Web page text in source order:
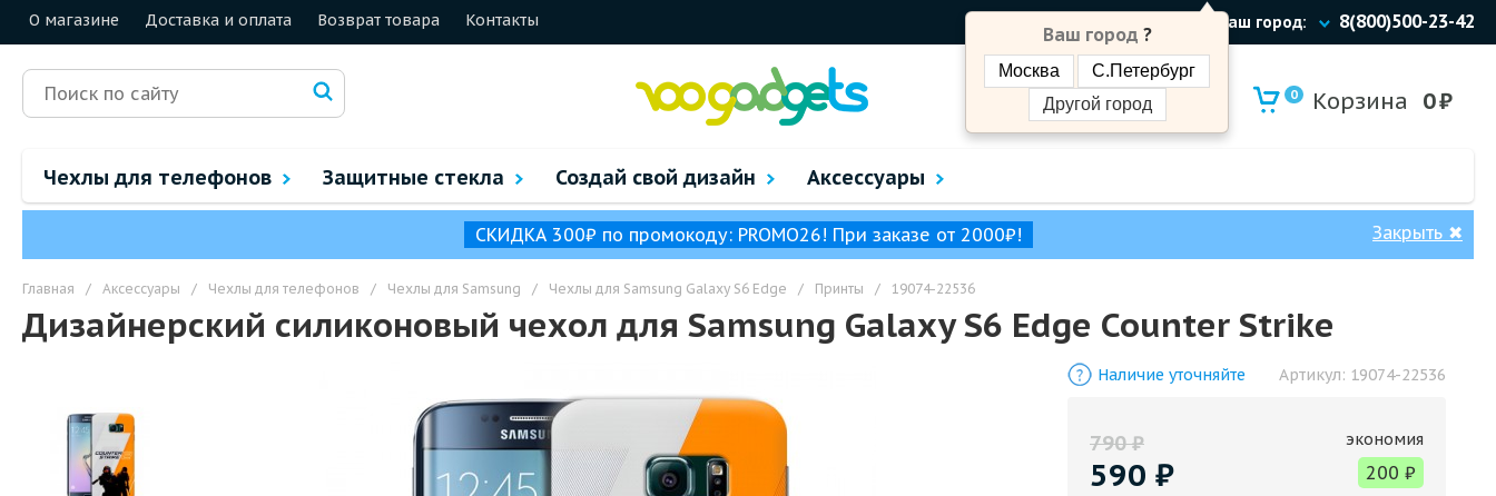
О магазине Доставка и оплата Возврат товара Контакты Ваш город:
Ваш город ?
Москва
С.Петербург
Другой город
8(800)500-23-42
0 Корзина 0₽
Чехлы для телефонов Защитные стекла Создай свой дизайн Аксессуары
СКИДКА 300₽ по промокоду: PROMO26! При заказе от 2000₽! Закрыть ✖
Главная / Аксессуары / Чехлы для телефонов / Чехлы для Samsung / Чехлы для Samsung Galaxy S6 Edge / Принты / 19074-22536
Дизайнерский силиконовый чехол для Samsung Galaxy S6 Edge Counter Strike
Наличие уточняйте Артикул: 19074-22536
790₽
590 ₽
экономия
200 ₽